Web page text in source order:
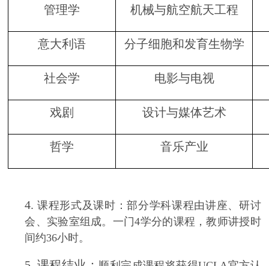
管理学 机械与航空航天工程
意大利语 分子细胞和发育生物学
社会学 电影与电视
戏剧 设计与媒体艺术
哲学 音乐产业
4.课程形式及课时：部分学科课程由讲座、研讨
会、实验室组成。一门4学分的课程，教师讲授时
间约36小时。